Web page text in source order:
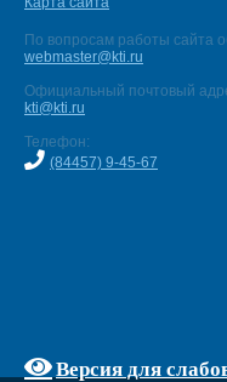
По вопросам работы сайта
webmaster@kti.ru
Официальный почтовый
kti@kti.ru
Телефон:
(84457) 9-45-67
Версия для